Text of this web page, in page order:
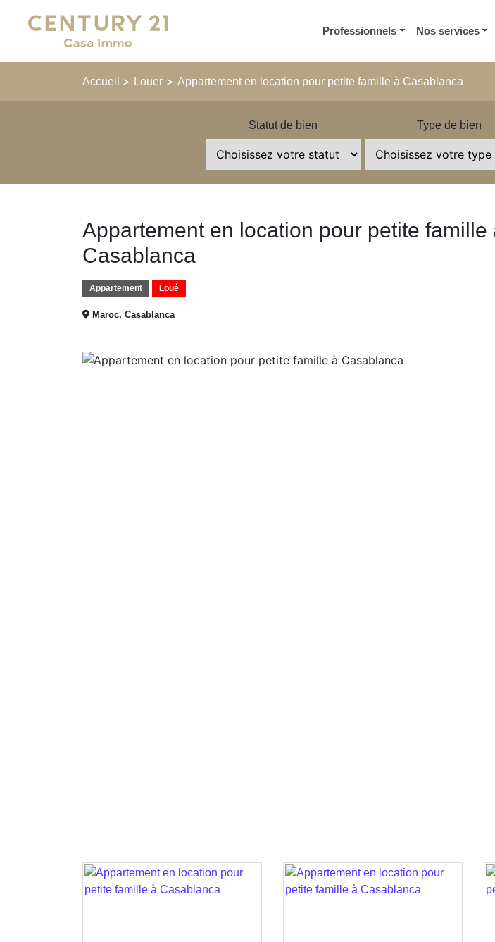
Main Navigation Professionnels Nos services
Accueil > Louer > Appartement en location pour petite famille à Casablanca
Statut de bien Type de bien
Appartement en location pour petite famille
Casablanca
Appartement Loué
Maroc, Casablanca